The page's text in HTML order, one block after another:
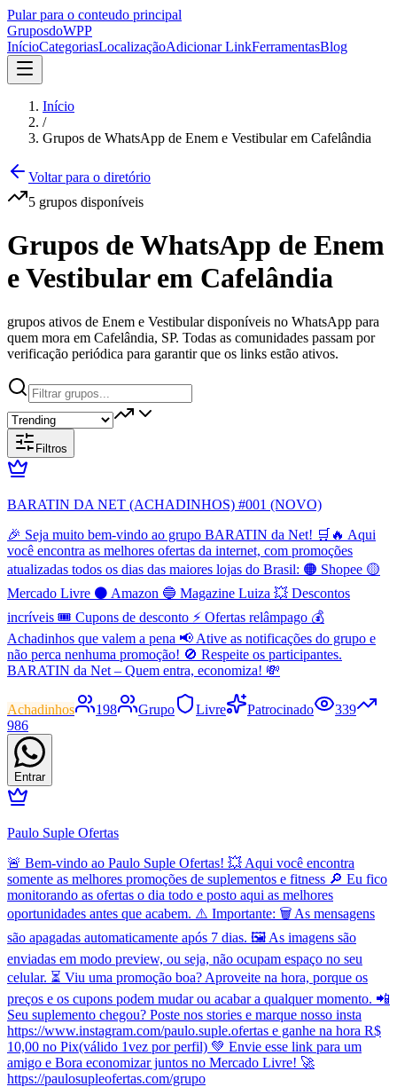
Pular para o conteudo principal
GruposdoWPP
InícioCategoriasLocalizaçãoAdicionar LinkFerramentasBlog
Início
/
Grupos de WhatsApp de Enem e Vestibular em Cafelândia
Voltar para o diretório
5 grupos disponíveis
Grupos de WhatsApp de Enem
e Vestibular em Cafelândia
grupos ativos de Enem e Vestibular disponíveis no WhatsApp para
quem mora em Cafelândia, SP. Todas as comunidades passam por
verificação periódica para garantir que os links estão ativos.
Filtros
BARATIN DA NET (ACHADINHOS) #001 (NOVO)
🎉 Seja muito bem-vindo ao grupo BARATIN da Net! 🛒🔥 Aqui
você encontra as melhores ofertas da internet, com promoções
atualizadas todos os dias das maiores lojas do Brasil: 🟠 Shopee 🟡
Mercado Livre ⚫ Amazon 🔵 Magazine Luiza 💥 Descontos
incríveis 🎟️ Cupons de desconto ⚡ Ofertas relâmpago 💰
Achadinhos que valem a pena 📢 Ative as notificações do grupo e
não perca nenhuma promoção! 🚫 Respeite os participantes.
BARATIN da Net – Quem entra, economiza! 💸
Achadinhos 198 Grupo Livre Patrocinado
339
986
Entrar
Paulo Suple Ofertas
🚨 Bem-vindo ao Paulo Suple Ofertas! 💥 Aqui você encontra
somente as melhores promoções de suplementos e fitness 🔎 Eu fico
monitorando as ofertas o dia todo e posto aqui as melhores
oportunidades antes que acabem. ⚠️ Importante: 🗑️ As mensagens
são apagadas automaticamente após 7 dias. 🖼️ As imagens são
enviadas em modo preview, ou seja, não ocupam espaço no seu
celular. ⏳ Viu uma promoção boa? Aproveite na hora, porque os
preços e os cupons podem mudar ou acabar a qualquer momento. 📲
Seu suplemento chegou? Poste nos stories e marque nosso insta
https://www.instagram.com/paulo.suple.ofertas e ganhe na hora R$
10,00 no Pix(válido 1vez por perfil) 💚 Envie esse link para um
amigo e Bora economizar juntos no Mercado Livre! 🚀
https://paulosupleofertas.com/grupo